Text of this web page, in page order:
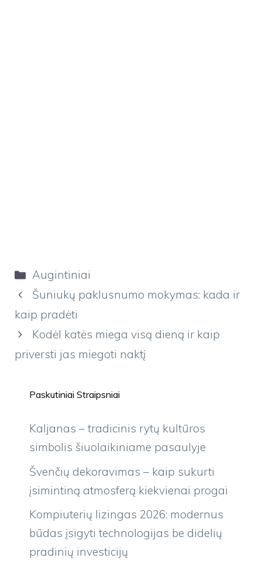
Kategorijos
Augintiniai
Šuniukų paklusnumo mokymas: kada ir
kaip pradėti
Kodėl katės miega visą dieną ir kaip
priversti jas miegoti naktį
Paskutiniai Straipsniai
Kaljanas – tradicinis rytų kultūros
simbolis šiuolaikiniame pasaulyje
Švenčių dekoravimas – kaip sukurti
įsimintiną atmosferą kiekvienai progai
Kompiuterių lizingas 2026: modernus
būdas įsigyti technologijas be didelių
pradinių investicijų